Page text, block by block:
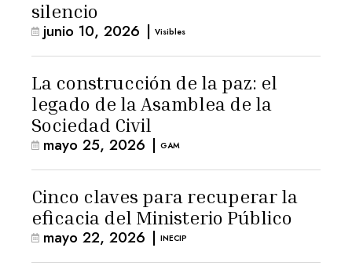
silencio
junio 10, 2026 | Visibles
La construcción de la paz: el
legado de la Asamblea de la
Sociedad Civil
mayo 25, 2026 | GAM
Cinco claves para recuperar la
eficacia del Ministerio Público
mayo 22, 2026 | INECIP